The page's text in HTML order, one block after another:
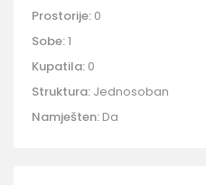
Prostorije: 0
Sobe:1
Kupatila: 0
Struktura: Jednosoban
Namješten: Da